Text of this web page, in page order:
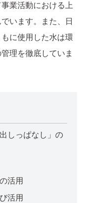
業活動における上
います。また、日
に使用した水は環
理を徹底していま
しっぱなし」の
活用
活用